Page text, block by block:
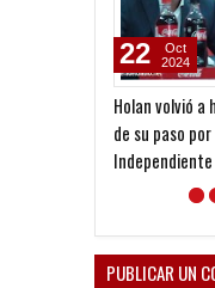
Holan volvió a
de su paso por
Independiente
22
Oct
2024
PUBLICAR UN